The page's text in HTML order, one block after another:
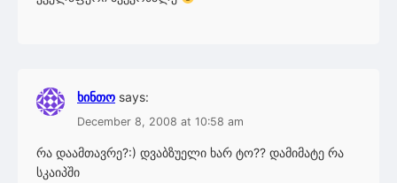
ხინთო says:
December 8, 2008 at 10:58 am
რა დაამთავრე?:) დვაბზუელი ხარ ტო?? დამიმატე რა
სკაიპში